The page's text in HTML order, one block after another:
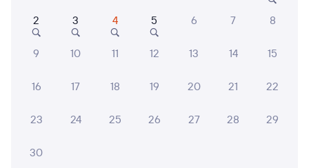
Частые вопросы
Что нужно, чтобы сесть в поезд?
Что делать, если ошибся при вводе данных
2 3 4 5 6 7 8
9 10 11 12 13 14 15
16 17 18 19 20 21 22
23 24 25 26 27 28 29
30